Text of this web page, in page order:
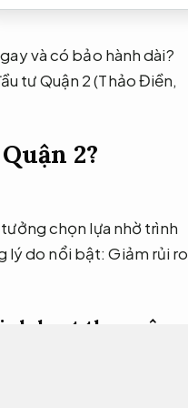
và có bảo hành dài?
tư Quận 2 (Thảo Điền,
2?
chọn lựa nhờ trình
lý do nổi bật:Giảm rủi ro
hoạt theo yêu